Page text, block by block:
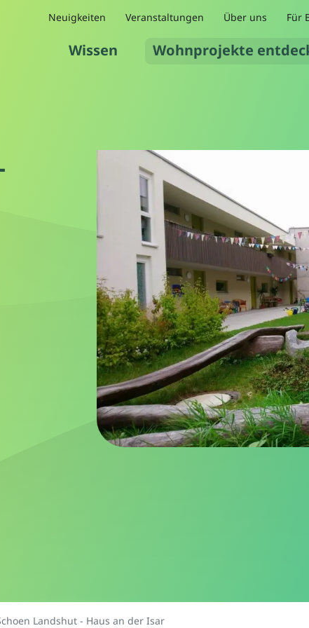
Wissen Wohnprojekte
Neuigkeiten Veranstaltungen Über uns Für
Landshut - Haus an der Isar